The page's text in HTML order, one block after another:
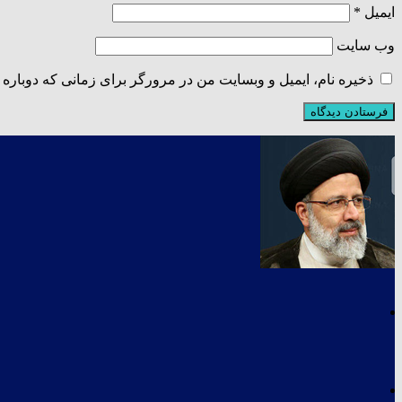
ایمیل *
وب‌ سایت
ذخیره نام، ایمیل و وبسایت من در مرورگر برای زمانی که